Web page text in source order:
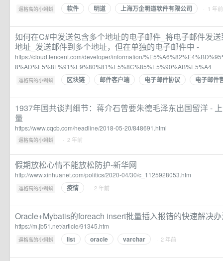
逼格高的小蝌蚪 · 软件 明道 上海万企明道软件有限公司 · 1 年前
如何在C#中发送包含多个地址的电子邮件_将电子邮件发
地址_发送邮件到多个地址，但在单独的电子邮件中 -
https://cloud.tencent.com/developer/information/
8%AD%E5%8F%91%E9%80%81%E5%8C%85%E5%90%AB%E5%A4
逼格高的小蝌蚪 · 区块链 邮件客户端 电子邮件协议 电子邮件
1937年国共谈判细节：蒋介石曾要朱德毛泽东出国留洋 -
量
https://www.cqcb.com/headline/2018-05-20/848691.html
逼格高的小蝌蚪 · · 2 年前
假期放松心情不能放松防护-新华网
http://www.xinhuanet.com/politics/2020-04/30/c_1125928053.htm
逼格高的小蝌蚪 · 疫情 · 2 年前
Oracle+Mybatis的foreach insert批量插入报错的快速解决
https://m.jb51.net/article/91345.htm
逼格高的小蝌蚪 · list oracle varchar · 2 年前